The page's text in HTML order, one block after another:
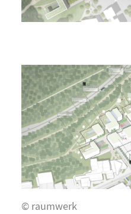
© raumwerk